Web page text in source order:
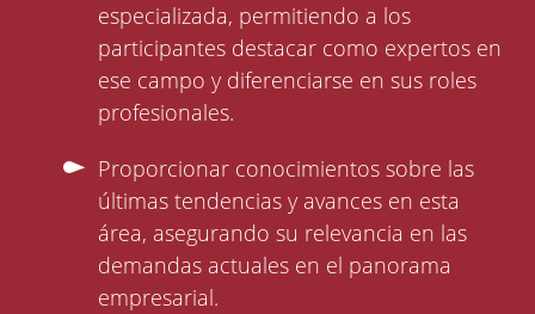
especializada, permitiendo a los
participantes destacar como expertos en
ese campo y diferenciarse en sus roles
profesionales.
Proporcionar conocimientos sobre las
últimas tendencias y avances en esta
área, asegurando su relevancia en las
demandas actuales en el panorama
empresarial.